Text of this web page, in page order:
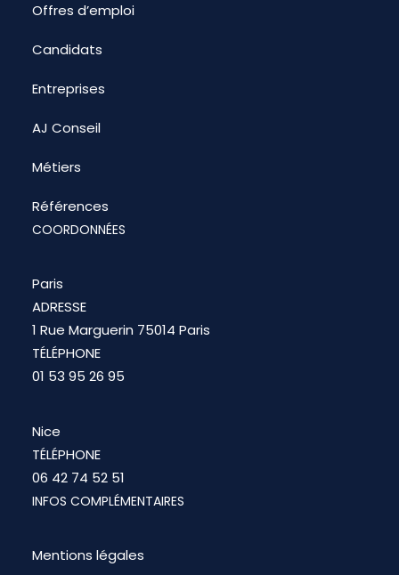
Offres d’emploi
Candidats
Entreprises
AJ Conseil
Métiers
Références
COORDONNÉES
Paris
ADRESSE
1 Rue Marguerin 75014 Paris
TÉLÉPHONE
01 53 95 26 95
Nice
TÉLÉPHONE
06 42 74 52 51
INFOS COMPLÉMENTAIRES
Mentions légales